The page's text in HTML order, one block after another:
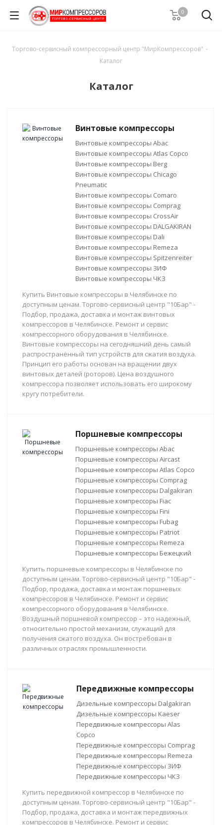
0
Торгово-сервисный компрессорный центр "МирКомпрессоров" -
Каталог
Каталог
Винтовые компрессоры
Винтовые компрессоры Abac
Винтовые компрессоры Atlas Copco
Винтовые компрессоры Berg
Винтовые компрессоры Chicago
Pneumatic
Винтовые компрессоры Comaro
Винтовые компрессоры Comprag
Винтовые компрессоры CrossAir
Винтовые компрессоры DALGAKIRAN
Винтовые компрессоры Dali
Винтовые компрессоры Remeza
Винтовые компрессоры Spitzenreiter
Винтовые компрессоры ЗИФ
Винтовые компрессоры ЧКЗ
Купить Винтовые компрессоры в Челябинске по
доступным ценам. Торгово-сервисный центр "10Бар" -
Подбор, продажа, доставка и монтаж винтовых
компрессоров в Челябинске. Ремонт и сервис
компрессорного оборудования в Челябинске.
Винтовые компрессоры на сегодняшний день самый
распространённый тип устройств для сжатия воздуха.
Принцип его работы основан на вращении двух
винтовых деталей (роторов). Цена воздушного
компрессора позволяет использовать его широкому
кругу потребители.
Поршневые компрессоры
Поршневые компрессоры Abac
Поршневые компрессоры Aircast
Поршневые компрессоры Atlas Copco
Поршневые компрессоры Comprag
Поршневые компрессоры Dalgakiran
Поршневые компрессоры Fiac
Поршневые компрессоры Fini
Поршневые компрессоры Fubag
Поршневые компрессоры Patriot
Поршневые компрессоры Remeza
Поршневые компрессоры Бежецкий
Купить поршневые компрессоры в Челябинске по
доступным ценам. Торгово-сервисный центр "10Бар" -
Подбор, продажа, доставка и монтаж поршневых
компрессоров в Челябинске. Ремонт и сервис
компрессорного оборудования в Челябинске.
Воздушный поршневой компрессор – это надежный,
относительно простой механизм, служащий для
получения сжатого воздуха. Он востребован в
различных отраслях промышленности.
Передвижные компрессоры
Дизельные компрессоры Dalgakiran
Дизельные компрессоры Kaeser
Передвижные компрессоры Alas
Copco
Передвижные компрессоры Comprag
Передвижные компрессоры Remeza
Передвижные компрессоры ЗИФ
Передвижные компрессоры ЧКЗ
Купить передвижной компрессор в Челябинске по
доступным ценам. Торгово-сервисный центр "10Бар" -
Подбор, продажа, доставка и монтаж передвижных
компрессоров в Челябинске. Ремонт и сервис